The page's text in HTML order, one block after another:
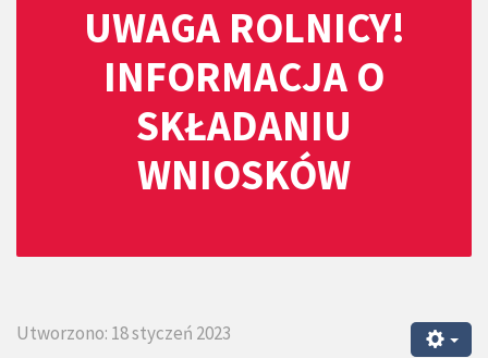
UWAGA ROLNICY!
INFORMACJA O
SKŁADANIU
WNIOSKÓW
Utworzono: 18 styczeń 2023